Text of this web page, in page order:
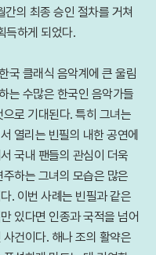
의 최종 승인 절차를 거쳐
득하게 되었다.
국 클래식 음악계에 큰 울림
는 수많은 한국인 음악가들
로 기대된다. 특히 그녀는
열리는 빈필의 내한 공연에
국내 팬들의 관심이 더욱
하는 그녀의 모습은 많은
. 이번 사례는 빈필과 같은
있다면 인종과 국적을 넘어
건이다. 해나 조의 활약은